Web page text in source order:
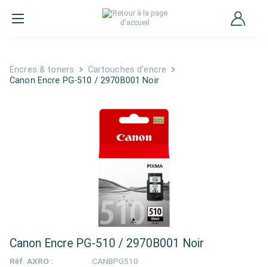
Encres & toners
Cartouches d'encre
Canon Encre PG-510 / 2970B001 Noir
Canon Encre PG-510 / 2970B001 Noir
Réf. AXRO :
CANBPG510